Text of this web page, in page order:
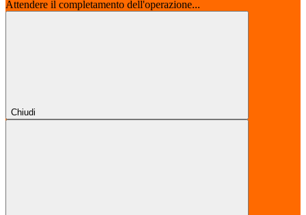
Attendere il completamento dell'operazione...
Chiudi